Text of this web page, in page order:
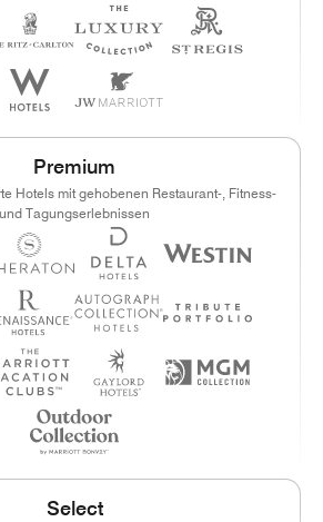
Premium
Hotels mit gehobenen Restaurant-, Fitness-
und Tagungserlebnissen
Select